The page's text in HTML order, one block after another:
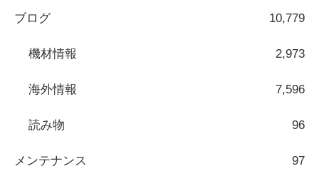
ブログ 10,779
機材情報 2,973
海外情報 7,596
読み物 96
メンテナンス 97